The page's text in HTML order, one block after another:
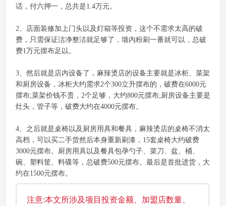
话，付六押一，总共是1.4万元。
2、店面装修加上门头以及灯箱等投资，这个不需求太高的破
费，只需保证洁净整洁就足够了，墙内粉刷一番就可以，总破
费1万元摆布足以。
3、然后就是店内设备了，麻辣烫店的设备主要就是冰柜、菜架
和厨房设备，冰柜大约需求2个300立升摆布的，破费在6000元
摆布;菜架价钱不贵，2个足够，大约800元摆布;厨房设备主要是
灶头，管子等，破费大约在4000元摆布。
4、之后就是桌椅以及厨房用具和餐具，麻辣烫店的桌椅不消太
高档，可以买二手货然后本身重新刷漆，15套桌椅大约破费
3000元摆布。厨房用具以及餐具包孕勺子、菜刀、盆、桶、
碗、塑料筐、料碟等，总破费500元摆布。最后是首批进货，大
约在1500元摆布。
注意:本文所涉及项目投资金额、加盟店数量、